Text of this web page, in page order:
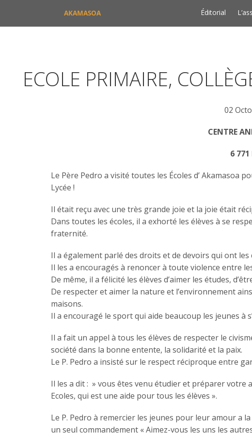
AKAMASOA Éditorial
ECOLE PRIMAIRE,
02
CENTRE
6 771
Le Père Pedro a visité toutes les Écoles d’ Akamasoa
Lycée !
Il était reçu avec une très grande joie et la joie était
Dans toutes les écoles, il a exhorté les élèves à se
fraternité.
Il a également parlé des droits et de devoirs qui ont les
Il les a encouragés à renoncer à toute violence entre
De même, il a félicité les élèves d’aimer les études,
De respecter et aimer la nature et l’environnement
maisons.
Il a encouragé le sport qui aide beaucoup les jeunes à
Il a fait un appel à tous les élèves de respecter le
société dans la bonne entente, la solidarité et la paix.
Le P. Pedro a insisté sur le respect réciproque entre
Il les a dit : » vous êtes venu étudier et préparer votre
Ecoles, qui est une aide pour tous les élèves ».
Le P. Pedro à remercier les jeunes pour leur amour a
un seul commandement « Aimez-vous les uns les